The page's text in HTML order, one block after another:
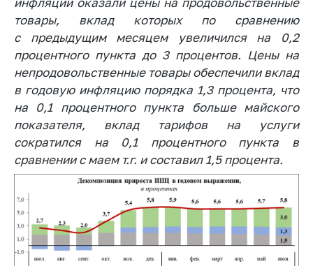
Международное
сотрудничество
Применение мер
нетарифного
регулирования
Биржевая торговля
Выставочная
деятельность в
Республике
Беларусь
персональных
данных
Новости
товары, вклад которых по сравнению
с предыдущим месяцем увеличился на 0,2
процентного пункта до 3 процентов. Цены на
непродовольственные товары обеспечили вклад
в годовую инфляцию порядка 1,3 процента, что
на 0,1 процентного пункта больше майского
показателя, вклад тарифов на услуги
сократился на 0,1 процентного пункта в
сравнении с маем т.г. и составил 1,5 процента.